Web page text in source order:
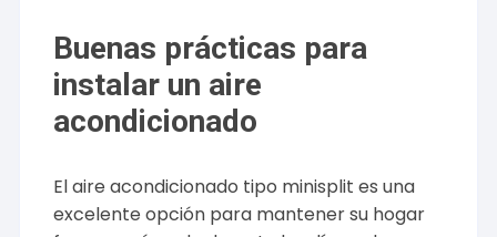
Buenas prácticas para
instalar un aire
acondicionado
El aire acondicionado tipo minisplit es una
excelente opción para mantener su hogar